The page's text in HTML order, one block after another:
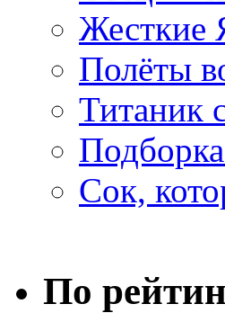
Жесткие
Полёты
Титаник
Сок,
По